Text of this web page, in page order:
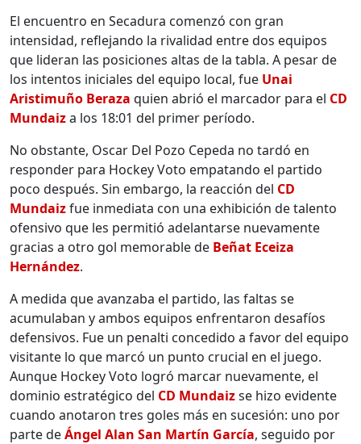
El encuentro en Secadura comenzó con gran
intensidad, reflejando la rivalidad entre dos equipos
que lideran las posiciones altas de la tabla. A pesar de
los intentos iniciales del equipo local, fue Unai
Aristimuño Beraza quien abrió el marcador para el CD
Mundaiza los 18:01 del primer período.
No obstante, Oscar Del Pozo Cepeda no tardó en
responder para Hockey Voto empatando el partido
poco después. Sin embargo, la reacción del CD
Mundaizfue inmediata con una exhibición de talento
ofensivo que les permitió adelantarse nuevamente
gracias a otro gol memorable de Beñat Eceiza
Hernández.
A medida que avanzaba el partido, las faltas se
acumulaban y ambos equipos enfrentaron desafíos
defensivos. Fue un penalti concedido a favor del equipo
visitante lo que marcó un punto crucial en el juego.
Aunque Hockey Voto logró marcar nuevamente, el
dominio estratégico del CD Mundaizse hizo evidente
cuando anotaron tres goles más en sucesión: uno por
parte deÁngel Alan San Martín García, seguido por